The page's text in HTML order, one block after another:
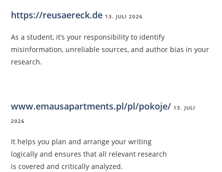
https://reusaereck.de 13. JULI 2026
As a student, it’s your responsibility to identify
misinformation, unreliable sources, and author bias in your
research.
www.emausapartments.pl/pl/pokoje/ 13. JULI
2026
It helps you plan and arrange your writing
logically and ensures that all relevant research
is covered and critically analyzed.